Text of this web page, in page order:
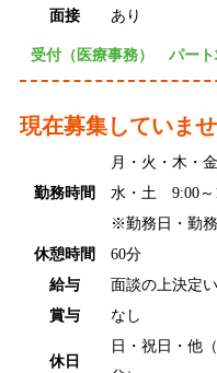
面接
あり
受付（医療事務） パート
現在募集していま
勤務時間
月・火・木・
水・土 9:00～
※勤務日・勤
休憩時間
60分
給与
面談の上決定
賞与
なし
休日
日・祝日・他